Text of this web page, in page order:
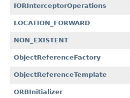
IORInterceptorOperations
LOCATION_FORWARD
NON_EXISTENT
ObjectReferenceFactory
ObjectReferenceTemplate
ORBInitializer